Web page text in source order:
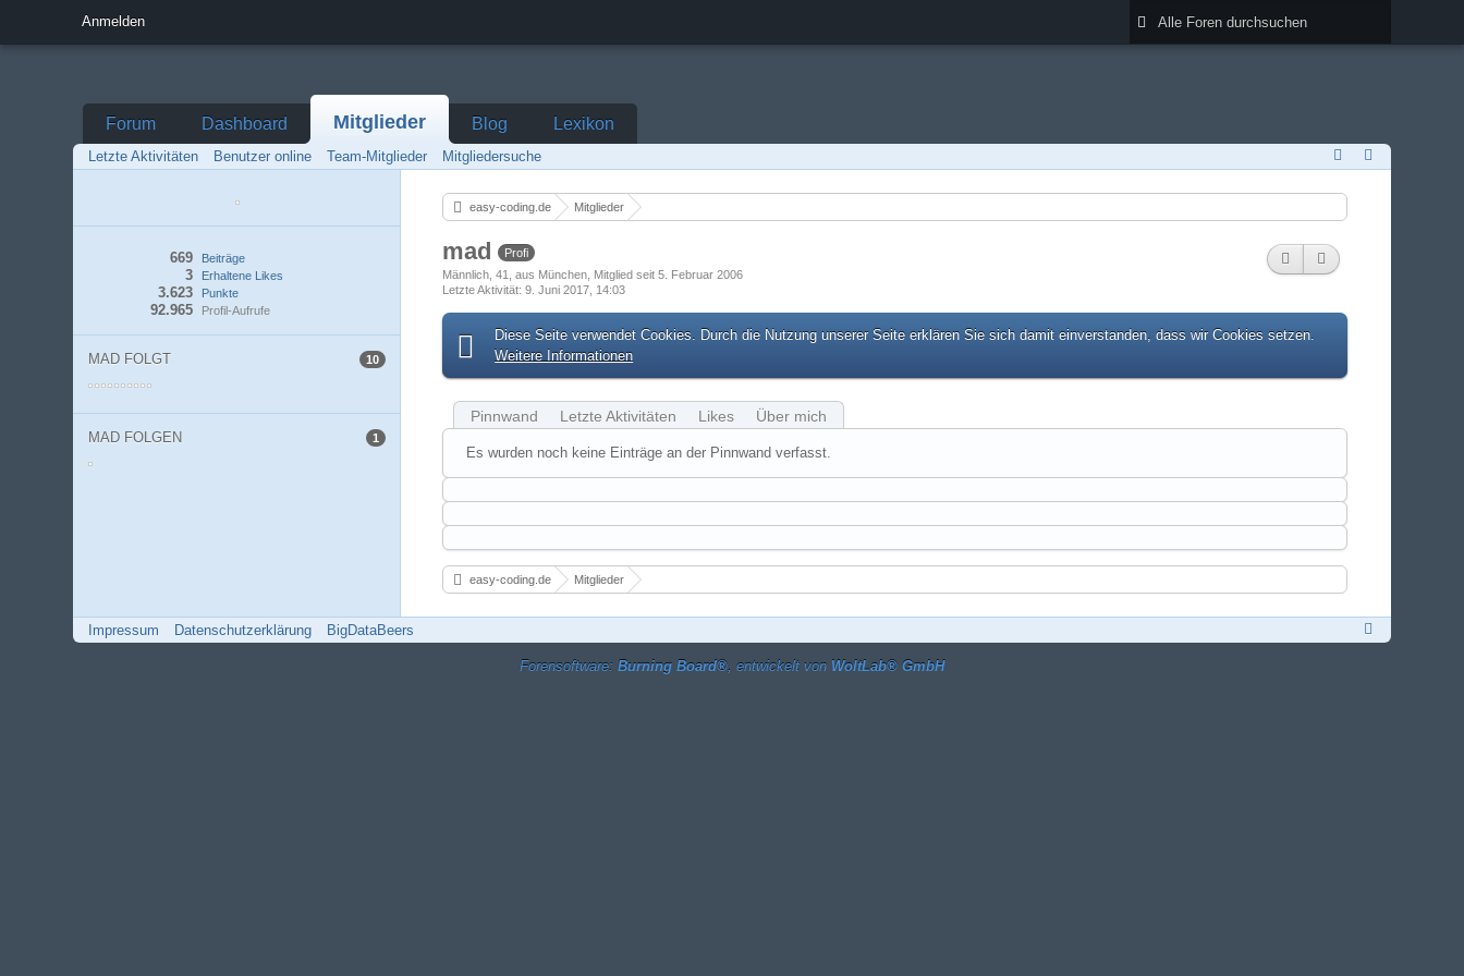
Anmelden
Forum Dashboard Mitglieder Blog Lexikon
Letzte Aktivitäten Benutzer online Team-Mitglieder Mitgliedersuche
Beiträge
669
Erhaltene Likes
3
Punkte
3.623
Profil-Aufrufe
92.965
MAD FOLGT 10
MAD FOLGEN 1
easy-coding.de Mitglieder
mad Profi
Männlich 41 aus München Mitglied seit 5. Februar 2006
Letzte Aktivität 9. Juni 2017, 14:03
Diese Seite verwendet Cookies. Durch die Nutzung unserer Seite erklären Sie sich damit einverstanden, dass wir Cookies setzen.
Weitere Informationen
Pinnwand Letzte Aktivitäten Likes Über mich
Es wurden noch keine Einträge an der Pinnwand verfasst.
easy-coding.de Mitglieder
Impressum Datenschutzerklärung BigDataBeers
Forensoftware: Burning Board®, entwickelt von WoltLab® GmbH